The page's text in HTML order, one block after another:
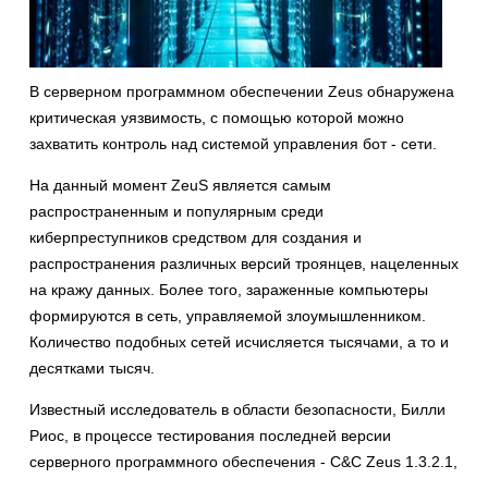
В серверном программном обеспечении Zeus обнаружена
критическая уязвимость, с помощью которой можно
захватить контроль над системой управления бот - сети.
На данный момент ZeuS является самым
распространенным и популярным среди
киберпреступников средством для создания и
распространения различных версий троянцев, нацеленных
на кражу данных. Более того, зараженные компьютеры
формируются в сеть, управляемой злоумышленником.
Количество подобных сетей исчисляется тысячами, а то и
десятками тысяч.
Известный исследователь в области безопасности, Билли
Риос, в процессе тестирования последней версии
серверного программного обеспечения - C&C Zeus 1.3.2.1,